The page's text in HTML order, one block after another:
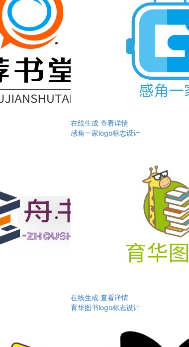
在线生成 查看详情
感角一家logo标志设计
在线生成 查看详情
育华图书logo标志设计